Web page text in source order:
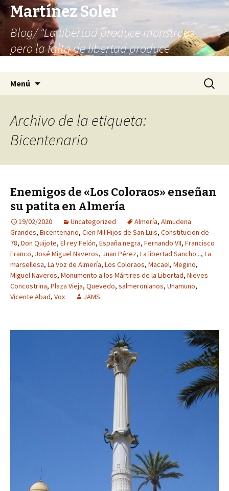
Martínez Soler
Blog/ "La libertad produce monstruos,
pero la falta de libertad produce
Menú Buscar:
Archivo de la etiqueta:
Bicentenario
Enemigos de «Los Coloraos» enseñan
su patita en Almería
19/02/2020 Uncategorized Almería, Almudena
Grandes, Bicentenario, Cien Mil Hijos de San Luis, Constitucion de
78, Don Quijote, El rey Felón, España negra, Fernando VII, Francisco
Franco, José Miguel Naveros, Juan Pérez, La libertad Sancho..., La
marsellesa, La Voz de Almería, Los Coloraos, Macael, Megino,
Miguel Naveros, Monumento a los Mártires de la Libertad, Nieves
Concostrina, Plaza Vieja, Quevedo, salmeronianos, Unamuno,
Vicente Abad, Vox JAMS